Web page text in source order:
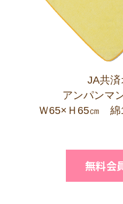
JA共
アンパンマ
Ｗ65×Ｈ65㎝ 綿
無料